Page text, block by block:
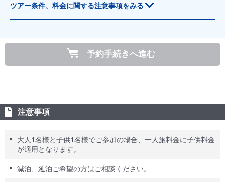
予約手続きへ進む
注意事項
大人1名様と子供1名様でご参加の場合、一人旅料金に子供料金
が適用となります。
減泊、延泊ご希望の方はご相談ください。